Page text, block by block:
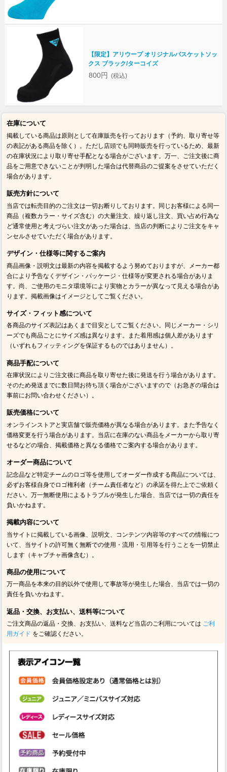
【限定】アリウープ オリジナルバスケットソッ
クス ブラック/ターコイズ
800円 (税込)
在庫について
掲載している商品は原則として在庫販売を行っております（予約、取り寄せ等
の表記がある商品を除く）。ただし店頭でも同時販売を行っているため、最新
の在庫状況により取り寄せ手配となる場合がございます。万一、ご注文後に商
品をご用意できないことが判明した場合は代替商品のご提案をさせていただく
場合があります。
販売方針について
当店では転売目的のご注文は一切お断りしております。同じお客様による同一
商品（複数カラー・サイズ含む）の大量注文、繰り返し注文、買い占め行為な
ど通常使用と考えづらい注文があった場合は、当店の判断によりご注文をキャ
ンセルさせていただく場合があります。
デザイン・仕様等に関するご案内
商品画像・説明文は最新の内容を掲載するよう努めておりますが、メーカー都
合により予告なくデザイン・パッケージ・仕様等が変更される場合がありま
す。尚、ご使用のモニタ環境等により実物とカラーが異なって見える場合があ
ります。掲載画像はイメージとしてご覧ください。
サイズ・フィット感について
各商品のサイズ表記はあくまで目安としてご覧ください。同じメーカー・シリ
ーズでも商品ごとにサイズ感は異なります。また着用感は個人差があります
（いずれもフィッティングを保証するものではありません）。
商品手配について
在庫状況によりご注文後に商品を取り寄せた後に発送を行う場合があります。
そのため発送までに数日間お待ち頂く場合がございますので（お急ぎの場合は
事前にお問い合わせください）。
販売価格について
オンラインストアと実店舗で販売価格が異なる場合があります。また予告なく
価格変更を行う場合があります。当店に在庫のない商品をメーカーから取り寄
せるなどの場合、掲載価格と異なる価格でご案内する場合があります。
オーダー商品について
記念品など特定チームのロゴ等を使用してオーダー作成する商品については、
必ずお客様自身でロゴ権利者（チーム責任者など）の承諾を得た上でご依頼く
ださい。万一無断使用によるトラブルが発生した場合、当店では一切の責任を
負いかねます。
掲載内容について
当サイトに掲載している画像、説明文、コンテンツ内容等のすべての情報につ
いて、当サイトの許可無く無断での使用・流用・引用等を行うことを一切禁止
します（キャプチャ画像含む）。
商品の使用について
万一商品を本来の目的以外で使用して事故等が発生した場合、当店では一切の
責任を負いかねます。
返品・交換、お支払い、送料等について
ご注文商品の返品・交換、お支払い、送料など当店のご利用については ご利
用ガイド をご確認ください。